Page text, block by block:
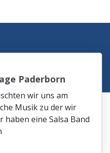
Paderborn
wir uns am
Musik zu der wir
haben eine Salsa Band